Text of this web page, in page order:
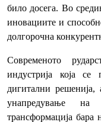
било досега. Во
иновациите и
долгорочна
Современото
индустрија која се
дигитални
унапредување на
трансформација бара